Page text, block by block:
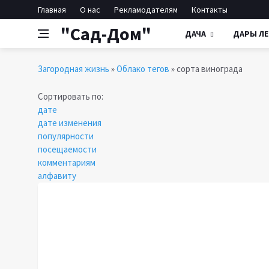
Главная О нас Рекламодателям Контакты
"Сад-Дом" ДАЧА ДАРЫ
Загородная жизнь »Облако тегов » сорта винограда
Сортировать по:
дате
дате изменения
популярности
посещаемости
комментариям
алфавиту